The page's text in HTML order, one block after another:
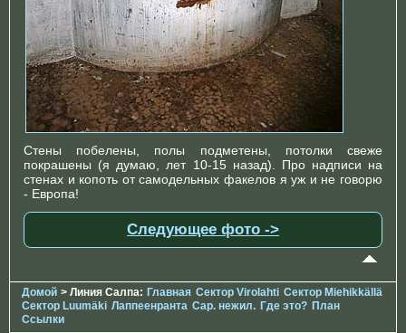
Стены побелены, полы подметены, потолки свеже
покрашены (я думаю, лет 10-15 назад). Про надписи на
стенах и копоть от самодельных факелов я уж и не говорю
- Европа!
Следующее фото ->
Домой > Линия Салпа: Главная Сектор Virolahti Сектор Miehikkällä
Сектор Luumäki Лаппеенранта Сар. нежил. Где это? План
Ссылки